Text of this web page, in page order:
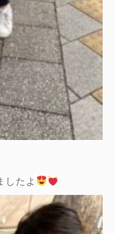
したよ